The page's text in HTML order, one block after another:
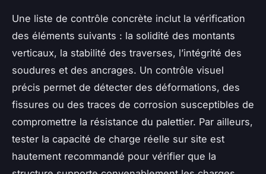
Une liste de contrôle concrète inclut la vérification
des éléments suivants : la solidité des montants
verticaux, la stabilité des traverses, l’intégrité des
soudures et des ancrages. Un contrôle visuel
précis permet de détecter des déformations, des
fissures ou des traces de corrosion susceptibles de
compromettre la résistance du palettier. Par ailleurs,
tester la capacité de charge réelle sur site est
hautement recommandé pour vérifier que la